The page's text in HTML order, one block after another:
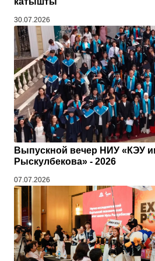
30.07.2026
Выпускной вечер НИУ «КЭУ
Рыскулбекова» - 2026
07.07.2026